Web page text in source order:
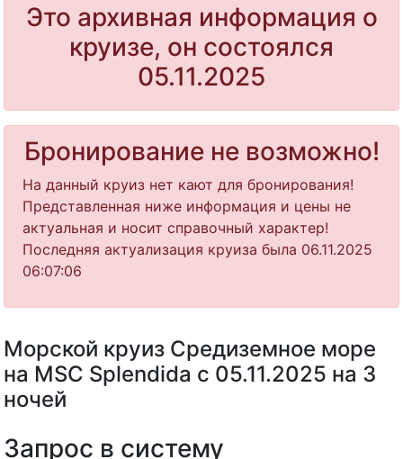
Это архивная информация о
круизе, он состоялся
05.11.2025
Бронирование не возможно!
На данный круиз нет кают для бронирования!
Представленная ниже информация и цены не
актуальная и носит справочный характер!
Последняя актуализация круиза была 06.11.2025
06:07:06
Морской круиз Средиземное море
на MSC Splendida с 05.11.2025 на 3
ночей
Запрос в систему